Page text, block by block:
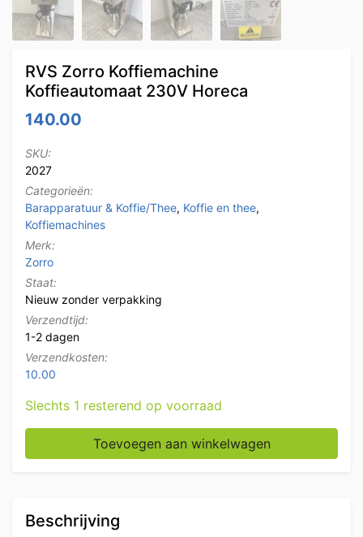
RVS Zorro Koffiemachine
Koffieautomaat 230V Horeca
140.00
SKU:
2027
Categorieën:
Barapparatuur & Koffie/Thee, Koffie en thee,
Koffiemachines
Merk:
Zorro
Staat:
Nieuw zonder verpakking
Verzendtijd:
1-2 dagen
Verzendkosten:
10.00
Slechts 1 resterend op voorraad
RVS Zorro Koffiemachine Koffieautomaat 230V
Toevoegen aan winkelwagen
Beschrijving